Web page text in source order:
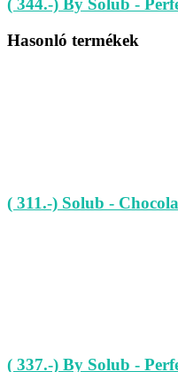
( 344.-) By Solub -
Hasonló termékek
( 311.-) Solub -
( 337.-) By Solub -